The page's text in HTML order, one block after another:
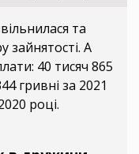
та
зайнятості. А
40 тисяч 865
гривні за 2021
році.